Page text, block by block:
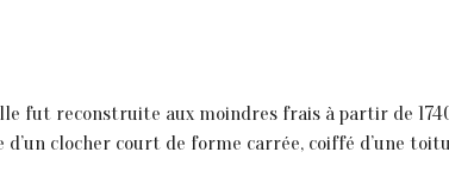
fut reconstruite aux moindres frais à partir de
clocher court de forme carrée, coiffé d’une